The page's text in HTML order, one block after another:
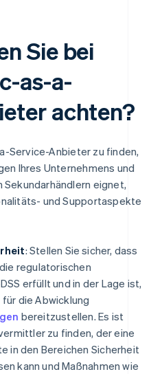
Sie bei
as-a-
achten?
Service-Anbieter zu finden,
Ihres Unternehmens und
eignet,
und Supportaspekte
: Stellen Sie sicher, dass
regulatorischen
erfüllt und in der Lage ist,
die Abwicklung
bereitzustellen. Es ist
zu finden, der eine
in den Bereichen Sicherheit
kann und Maßnahmen wie